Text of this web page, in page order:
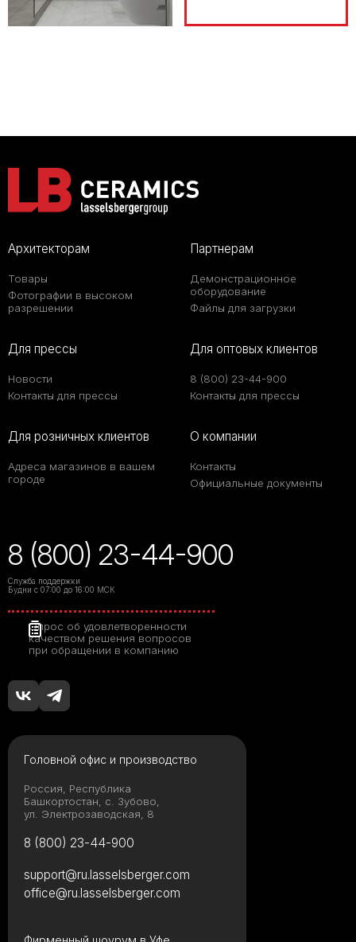
Архитекторам
Товары
Фотографии в высоком
разрешении
Партнерам
Демонстрационное
оборудование
Файлы для загрузки
Для прессы
Новости
Контакты для прессы
Для оптовых клиентов
8 (800) 23-44-900
Контакты для прессы
Для розничных клиентов
Адреса магазинов в вашем
городе
О компании
Контакты
Официальные документы
8 (800) 23-44-900
Служба поддержки
Будни с 07:00 до 16:00 МСК
Опрос об удовлетворенности
качеством решения вопросов
при обращении в компанию
Головной офис и производство
Россия, Республика
Башкортостан, с. Зубово,
ул. Электрозаводская, 8
8 (800) 23-44-900
support@ru.lasselsberger.com
office@ru.lasselsberger.com